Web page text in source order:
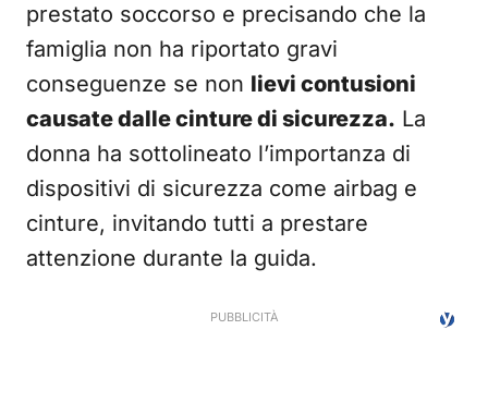
prestato soccorso e precisando che la
famiglia non ha riportato gravi
conseguenze se non lievi contusioni
causate dalle cinture di sicurezza. La
donna ha sottolineato l’importanza di
dispositivi di sicurezza come airbag e
cinture, invitando tutti a prestare
attenzione durante la guida.